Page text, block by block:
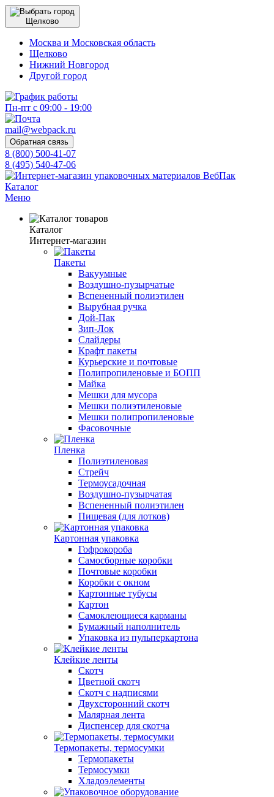
Щелково
Москва и Московская область
Щелково
Нижний Новгород
Другой город
Пн-пт с 09:00 - 19:00
mail@webpack.ru
Обратная связь
8 (800) 500-41-07
8 (495) 540-47-06
Каталог
Меню
Каталог
Интернет-магазин
Пакеты
Вакуумные
Воздушно-пузырчатые
Вспененный полиэтилен
Вырубная ручка
Дой-Пак
Зип-Лок
Слайдеры
Крафт пакеты
Курьерские и почтовые
Полипропиленовые и БОПП
Майка
Мешки для мусора
Мешки полиэтиленовые
Мешки полипропиленовые
Фасовочные
Пленка
Полиэтиленовая
Стрейч
Термоусадочная
Воздушно-пузырчатая
Вспененный полиэтилен
Пищевая (для лотков)
Картонная упаковка
Гофрокороба
Самосборные коробки
Почтовые коробки
Коробки с окном
Картонные тубусы
Картон
Самоклеющиеся карманы
Бумажный наполнитель
Упаковка из пульперкартона
Клейкие ленты
Скотч
Цветной скотч
Скотч с надписями
Двухсторонний скотч
Малярная лента
Диспенсер для скотча
Термопакеты, термосумки
Термопакеты
Термосумки
Хладоэлементы